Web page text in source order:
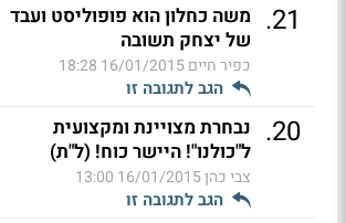
21
. משה כחלון הוא פופוליסט ועבד
של יצחק תשובה
כפיר חיים16/01/2015 18:28
הגב לתגובה זו
20
. נבחרת מצויינת ומקצועית
ל"כולנו"! היישר כוח! (ל"ת)
צבי כהן16/01/2015 13:00
הגב לתגובה זו